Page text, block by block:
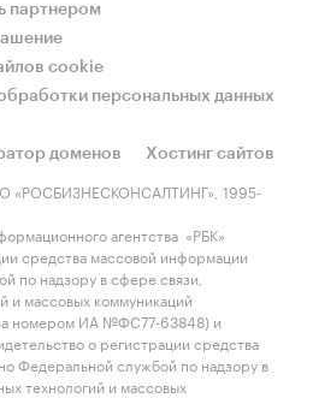
партнером
cookie
персональных данных
доменов
Хостинг сайтов
1995-
агентства «РБК»
средства массовой информации
по надзору в сфере связи,
и массовых коммуникаций
номером ИА №ФС77-63848) и
о регистрации средства
Федеральной службой по надзору в
технологий и массовых